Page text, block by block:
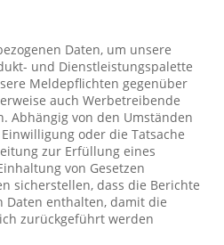
Daten, um unsere
und Dienstleistungspalette
Meldepflichten gegenüber
auch Werbetreibende
Abhängig von den Umständen
oder die Tatsache
zur Erfüllung eines
von Gesetzen
sicherstellen, dass die Berichte
Daten enthalten, damit die
zurückgeführt werden